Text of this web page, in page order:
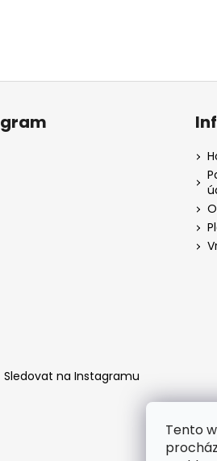
Tento
Sledovat na Instagramu